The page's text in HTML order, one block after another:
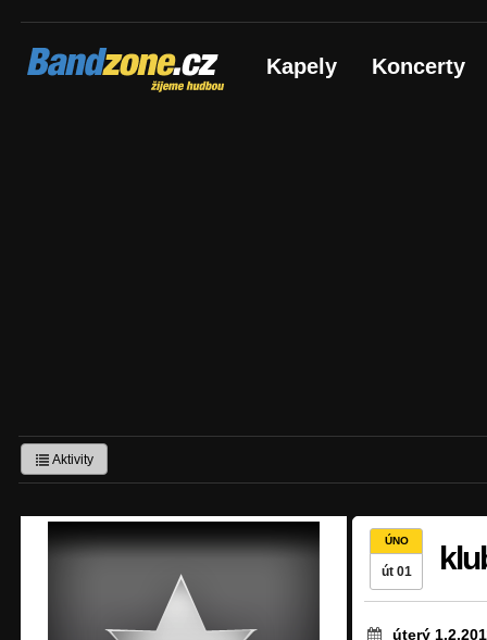
Bandzone.cz
žijeme hudbou Kapely Koncerty
Aktivity
ÚNO
út 01
úterý